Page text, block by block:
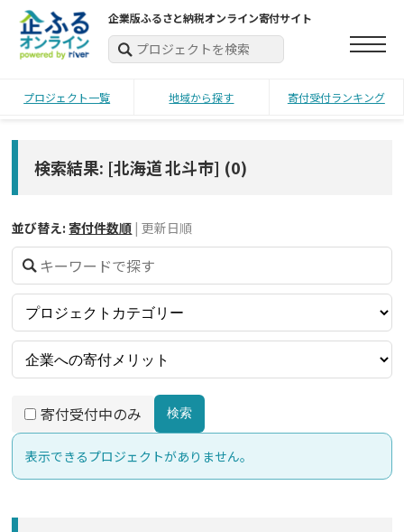
企業版ふるさと納税オンライン寄付サイト
プロジェクト一覧 地域から探す 寄付受付ランキング
検索結果: [北海道 北斗市] (0)
並び替え: 寄付件数順 | 更新日順
寄付受付中のみ 検索
表示できるプロジェクトがありません。